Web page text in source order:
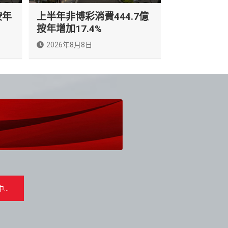
上半年非博彩消費444.7億
按年增加17.4%
2026年8月8日